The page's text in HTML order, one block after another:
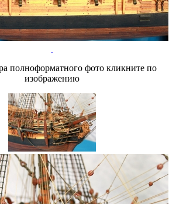
полноформатного фото кликните по
изображению